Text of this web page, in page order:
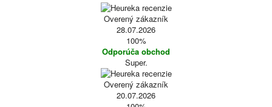
Overený zákazník
28.07.2026
100%
Odporúča obchod
Super.
Overený zákazník
20.07.2026